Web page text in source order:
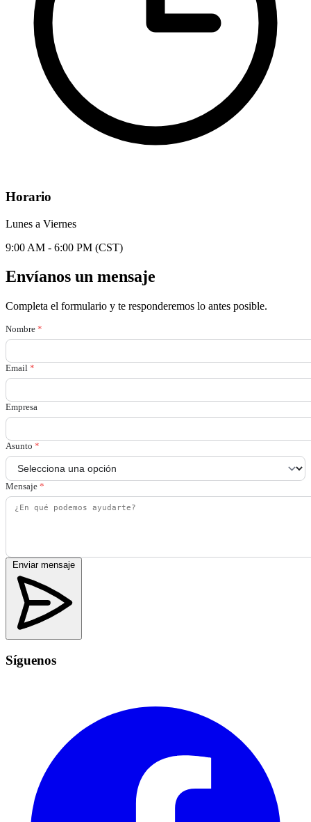
Horario
Lunes a Viernes
9:00 AM - 6:00 PM (CST)
Envíanos un mensaje
Completa el formulario y te responderemos lo antes posible.
Nombre *
Email *
Empresa
Asunto *
Mensaje *
Enviar mensaje
Síguenos